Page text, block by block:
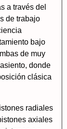
a través del
de trabajo
bajo
de muy
donde
clásica
radiales
axiales